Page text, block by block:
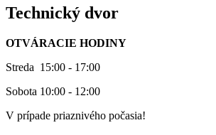
Technický dvor
OTVÁRACIE HODINY
Streda 15:00 - 17:00
Sobota 10:00 - 12:00
V prípade priaznivého počasia!